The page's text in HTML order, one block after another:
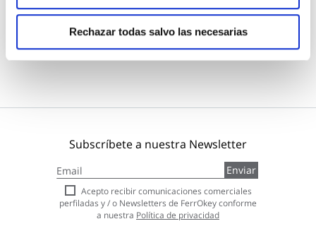
Rechazar todas salvo las necesarias
Añadir al carrito
Subscríbete a nuestra Newsletter
a
nuestro
boletín
de
Enviar
Acepto recibir comunicaciones comerciales
perfiladas y / o Newsletters de FerrOkey conforme
a nuestra Política de privacidad